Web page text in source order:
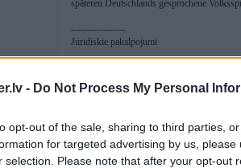
- Do Not Process My Personal
opt-out of the sale, sharing to third parties,
for targeted advertising by us,
selection. Please note that after your opt-out
späteren Deutschlands gesprochene
-----------------
Juridiskie pakalpojumi
10. Aug 2007, 23:51